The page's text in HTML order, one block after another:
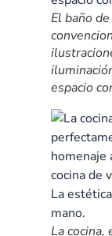
El baño
espacio
La